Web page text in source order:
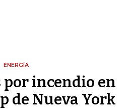
ENERGÍA
por incendio en
de Nueva York